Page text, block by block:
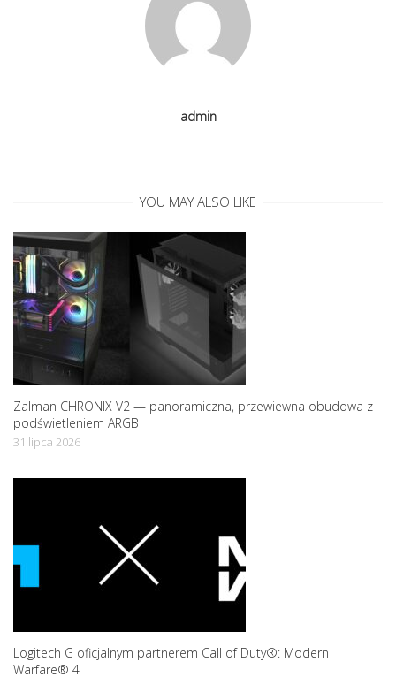
o
n
admin
YOU MAY ALSO LIKE
Zalman CHRONIX V2 — panoramiczna, przewiewna obudowa z
podświetleniem ARGB
31 lipca 2026
Logitech G oficjalnym partnerem Call of Duty®: Modern
Warfare® 4